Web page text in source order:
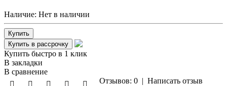
Наличие: Нет в наличии
Купить быстро в 1 клик
В закладки
В сравнение
Отзывов: 0 | Написать отзыв